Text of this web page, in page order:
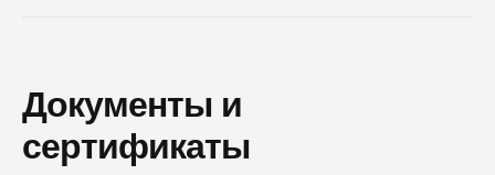
Документы и
сертификаты